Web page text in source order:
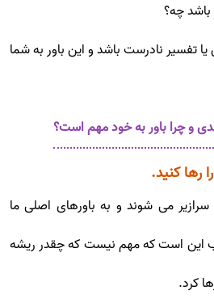
چه؟
تفسیر نادرست باشد و این باور به شما
و چرا باور به خود مهم است؟
سرازیر می شوند و به باورهای اصلی ما
این است که مهم نیست که چقدر ریشه
کرد.